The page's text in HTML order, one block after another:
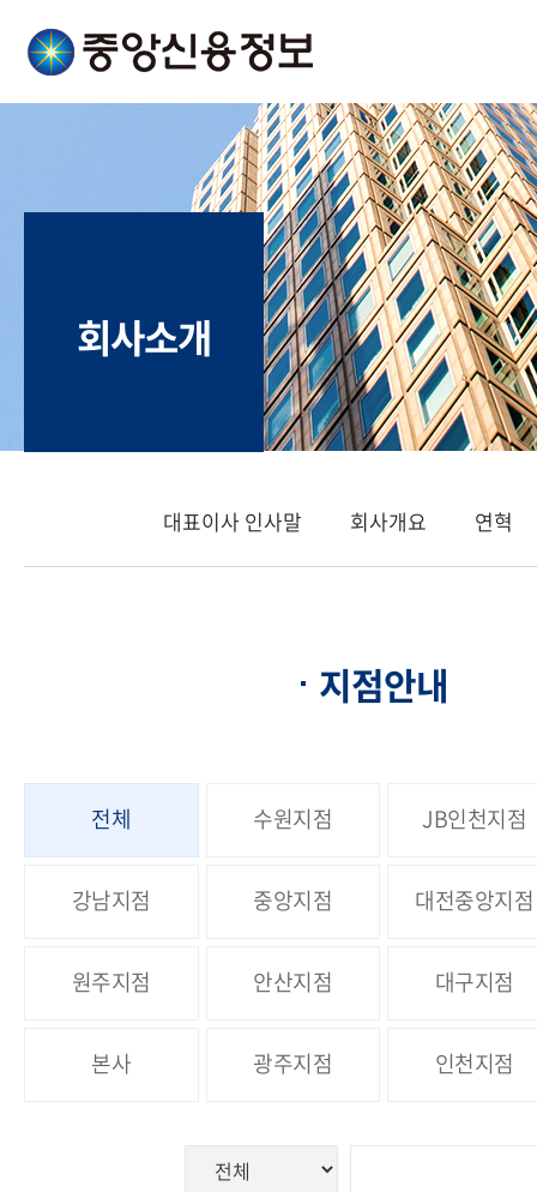
회사소개
대표이사 인사말 회사개요 연혁
지점안내
전체 수원지점 JB인천지점
강남지점 중앙지점 대전중앙지점
원주지점 안산지점 대구지점
본사 광주지점 인천지점